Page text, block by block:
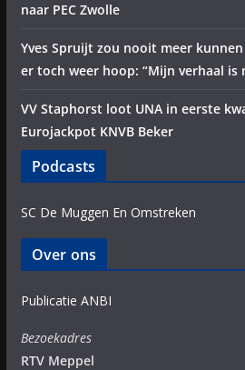
naar PEC Zwolle
Yves Spruijt zou nooit meer
er toch weer hoop: “Mijn verhaal is
VV Staphorst loot UNA in eerste
Eurojackpot KNVB Beker
Podcasts
SC De Muggen En Omstreken
Over ons
Publicatie ANBI
Bezoekadres
RTV Meppel